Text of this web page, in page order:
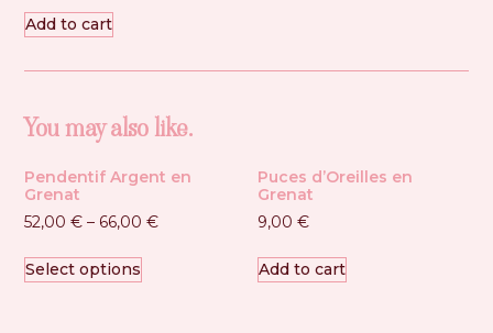
Add to cart
You may also like…
Pendentif Argent en
Grenat
52,00€ – 66,00€
Select options
Puces d’Oreilles en
Grenat
9,00 €
Add to cart